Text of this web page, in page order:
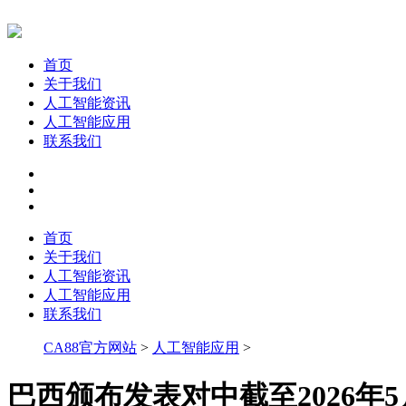
首页
关于我们
人工智能资讯
人工智能应用
联系我们
首页
关于我们
人工智能资讯
人工智能应用
联系我们
CA88官方网站 > 人工智能应用 >
巴西颁布发表对中截至2026年